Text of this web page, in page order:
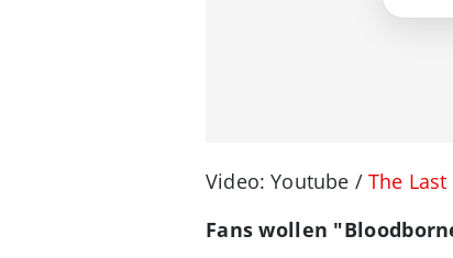
Video: Youtube /The
Fans wollen